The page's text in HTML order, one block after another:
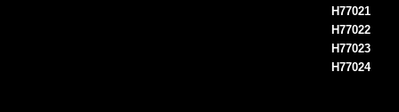
H77021
H77022
H77023
H77024